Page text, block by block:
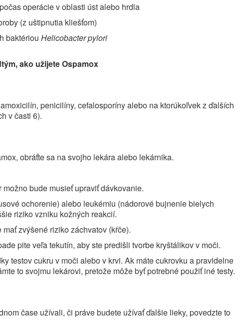
operácie v oblasti úst alebo hrdla
(z uštipnutia kliešťom)
baktériou Helicobacter pylori
ako užijete Ospamox
penicilíny, cefalosporíny alebo na ktorúkoľvek z ďalších
v časti 6).
obráťte sa na svojho lekára alebo lekárnika.
bude musieť upraviť dávkovanie.
ochorenie) alebo leukémiu (nádorové bujnenie bielych
riziko vzniku kožných reakcií.
zvýšené riziko záchvatov (kŕče).
pite veľa tekutín, aby ste predišli tvorbe kryštálikov v moči.
testov cukru v moči alebo v krvi. Ak máte cukrovku a pravidelne
to svojmu lekárovi, pretože môže byť potrebné použiť iné testy.
čase užívali, či práve budete užívaťďalšie lieky, povedzteto